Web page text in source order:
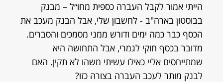
הייתי אמור לקבל העברה כספית מחו״ל – מבנק
בבוסטון בארה"ב - לחשבון שלי, אבל הבנק מעכב את
הכסף כבר כמה ימים ודורש ממני מסמכים והסברים.
מדובר בכסף חוקי לגמרי, אבל התחושה היא
שמתייחסים אליי כאילו עשיתי משהו לא תקין. האם
לבנק מותר לעכב העברה בצורה כזו?